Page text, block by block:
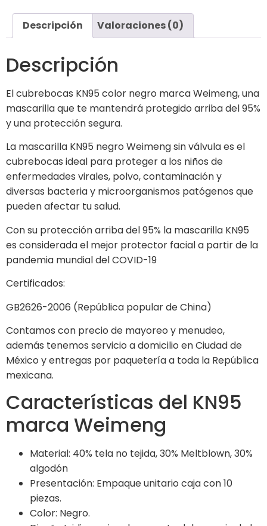
Descripción Valoraciones (0)
Descripción
El cubrebocas KN95 color negro marca Weimeng, una
mascarilla que te mantendrá protegido arriba del 95%
y una protección segura.
La mascarilla KN95 negro Weimeng sin válvula es el
cubrebocas ideal para proteger a los niños de
enfermedades virales, polvo, contaminación y
diversas bacteria y microorganismos patógenos que
pueden afectar tu salud.
Con su protección arriba del 95% la mascarilla KN95
es considerada el mejor protector facial a partir de la
pandemia mundial del COVID-19
Certificados:
GB2626-2006 (República popular de China)
Contamos con precio de mayoreo y menudeo,
además tenemos servicio a domicilio en Ciudad de
México y entregas por paquetería a toda la República
mexicana.
Características del KN95
marca Weimeng
Material: 40% tela no tejida, 30% Meltblown, 30%
algodón
Presentación: Empaque unitario caja con 10
piezas.
Color: Negro.